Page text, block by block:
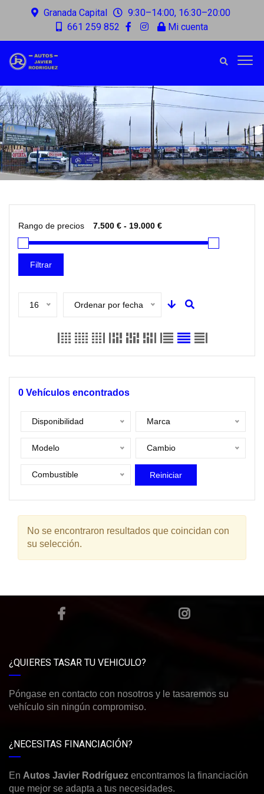
Granada Capital
9:30–14:00, 16:30–20:00
661 259 852
Mi cuenta
Rango de precios
Filtrar
16 Ordenar por fecha
0 Vehículos encontrados
Disponibilidad Marca
Modelo Cambio
Combustible Reiniciar
No se encontraron resultados que coincidan con
su selección.
¿QUIERES TASAR TU VEHICULO?
Póngase en contacto con nosotros y le tasaremos su
vehículo sin ningún compromiso.
¿NECESITAS FINANCIACIÓN?
En Autos Javier Rodríguez encontramos la financiación
que mejor se adapta a tus necesidades.